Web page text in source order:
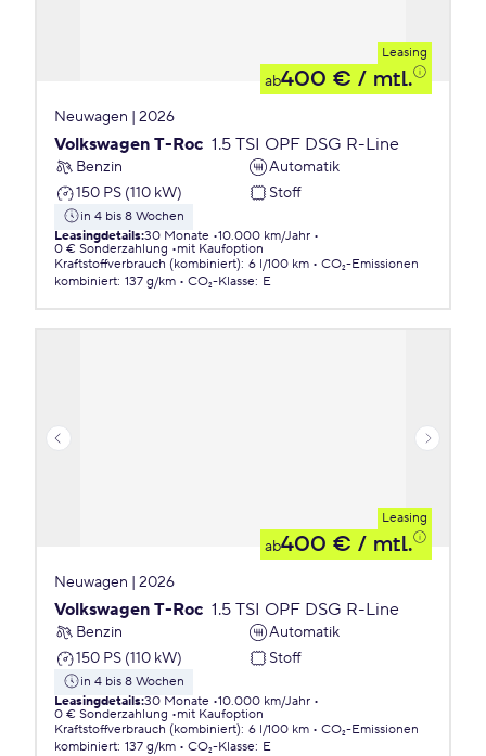
Leasing
ab400 € / mtl.
Neuwagen | 2026
Volkswagen T-Roc 1.5 TSI OPF DSG R-Line
Benzin
Automatik
150 PS (110 kW)
Stoff
in 4 bis 8 Wochen
Leasingdetails:30 Monate 10.000 km/Jahr
0 € Sonderzahlung
mit Kaufoption
Kraftstoffverbrauch (kombiniert): 6 l/100 km
CO₂-Emissionen
kombiniert: 137 g/km CO₂-Klasse: E
Leasing
ab400 € / mtl.
Neuwagen | 2026
Volkswagen T-Roc 1.5 TSI OPF DSG R-Line
Benzin
Automatik
150 PS (110 kW)
Stoff
in 4 bis 8 Wochen
Leasingdetails:30 Monate 10.000 km/Jahr
0 € Sonderzahlung
mit Kaufoption
Kraftstoffverbrauch (kombiniert): 6 l/100 km
CO₂-Emissionen
kombiniert: 137 g/km CO₂-Klasse: E